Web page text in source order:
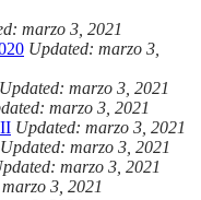
marzo 3, 2021
Updated: marzo 3,
Updated: marzo 3, 2021
marzo 3, 2021
Updated: marzo 3, 2021
Updated: marzo 3, 2021
marzo 3, 2021
3, 2021